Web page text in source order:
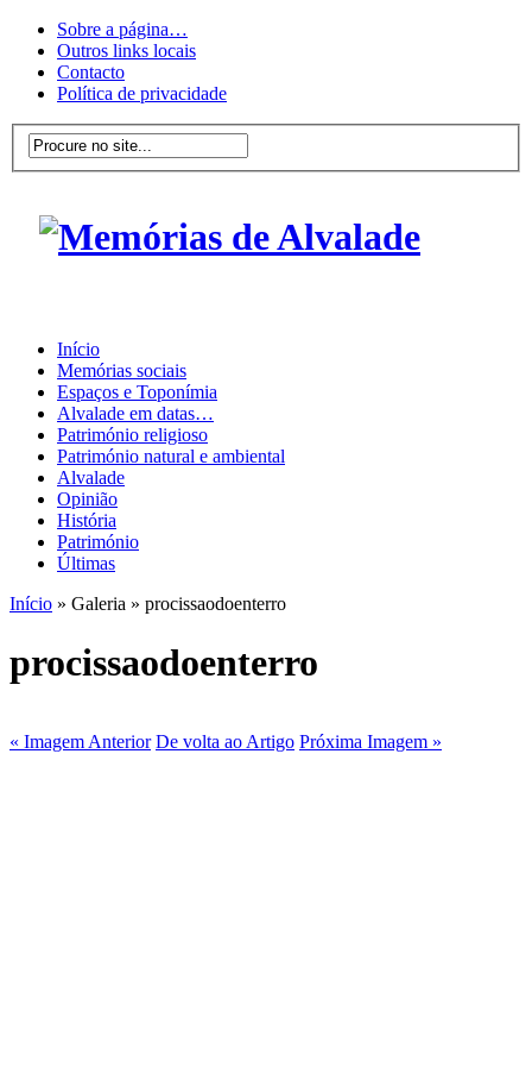
Sobre a página…
Outros links locais
Contacto
Política de privacidade
Início
Memórias sociais
Espaços e Toponímia
Alvalade em datas…
Património religioso
Património natural e ambiental
Alvalade
Opinião
História
Património
Últimas
Início » Galeria » procissaodoenterro
procissaodoenterro
« Imagem Anterior De volta ao Artigo Próxima Imagem »